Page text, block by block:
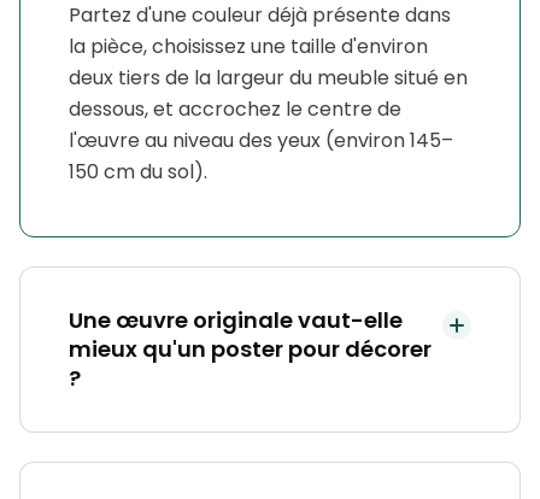
Partez d'une couleur déjà présente dans
la pièce, choisissez une taille d'environ
deux tiers de la largeur du meuble situé en
dessous, et accrochez le centre de
l'œuvre au niveau des yeux (environ 145–
150 cm du sol).
Une œuvre originale vaut-elle
mieux qu'un poster pour décorer
?